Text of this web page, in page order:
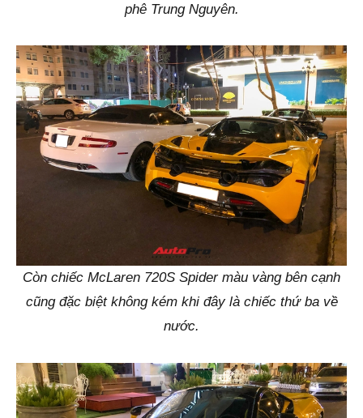
phê Trung Nguyên.
Còn chiếc McLaren 720S Spider màu vàng bên cạnh
cũng đặc biệt không kém khi đây là chiếc thứ ba về
nước.